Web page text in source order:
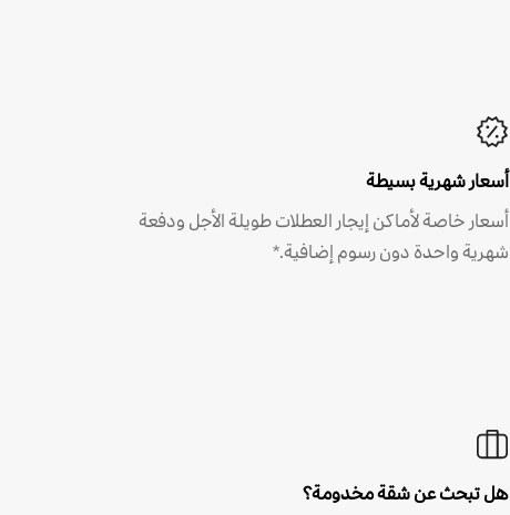
أسعار شهرية بسيطة
أسعار خاصة لأماكن إيجار العطلات طويلة الأجل ودفعة
شهرية واحدة دون رسوم إضافية.*
هل تبحث عن شقة مخدومة؟